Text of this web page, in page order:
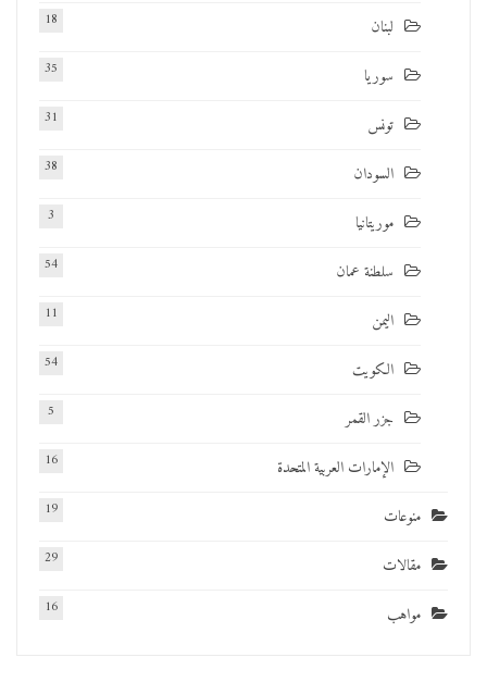
لبنان 18
سوريا 35
تونس 31
السودان 38
موريتانيا 3
سلطنة عمان 54
اليمن 11
الكويت 54
جزر القمر 5
الإمارات العربية المتحدة 16
منوعات 19
مقالات 29
مواهب 16